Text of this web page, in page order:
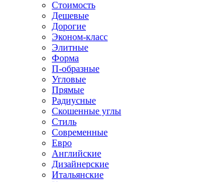
Стоимость
Дешевые
Дорогие
Эконом-класс
Элитные
Форма
П-образные
Угловые
Прямые
Радиусные
Скошенные углы
Стиль
Современные
Евро
Английские
Дизайнерские
Итальянские